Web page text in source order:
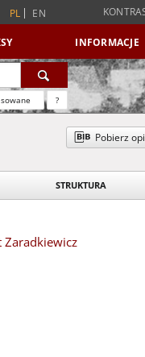
PL EN
INFORMACJE
?
Pobierz
STRUKTURA
Zaradkiewicz